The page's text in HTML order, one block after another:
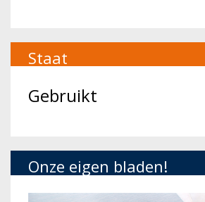
Staat
Gebruikt
Onze eigen bladen!